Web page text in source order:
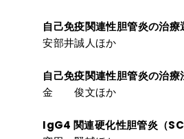
自己免疫関連性胆管炎の治
安部井誠人ほか
自己免疫関連性胆管炎の治療
金 俊文ほか
IgG4 関連硬化性胆管炎（